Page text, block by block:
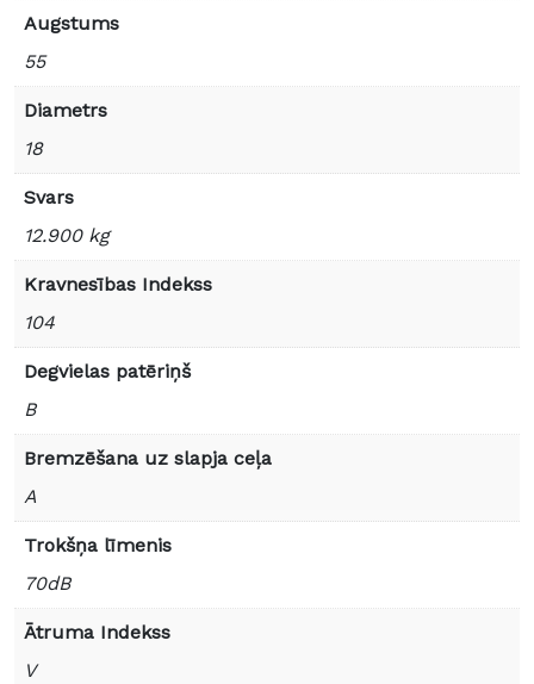
Augstums
55
Diametrs
18
Svars
12.900 kg
Kravnesības Indekss
104
Degvielas patēriņš
B
Bremzēšana uz slapja ceļa
A
Trokšņa līmenis
70dB
Ātruma Indekss
V